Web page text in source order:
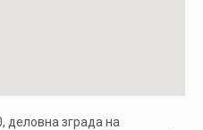
деловна зграда на